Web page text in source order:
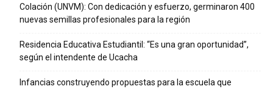
Colación (UNVM): Con dedicación y esfuerzo, germinaron 400
nuevas semillas profesionales para la región
Residencia Educativa Estudiantil: “Es una gran oportunidad”,
según el intendente de Ucacha
Infancias construyendo propuestas para la escuela que